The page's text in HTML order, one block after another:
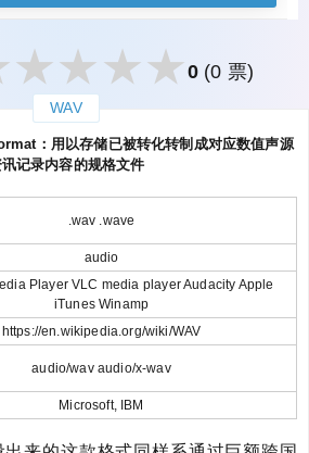
0 (0 票)
WAV
：用以存储已被转化转制成对应数值声源
记录内容的规格文件
.wav .wave
audio
Player VLC media player Audacity Apple
iTunes Winamp
https://en.wikipedia.org/wiki/WAV
audio/wav audio/x-wav
Microsoft, IBM